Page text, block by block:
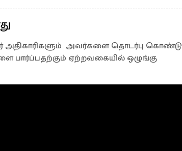
அதிகாரிகளும் அவர்களை தொடர்பு கொண்டு
பார்ப்பதற்கும் ஏற்றவகையில் ஒழுங்கு